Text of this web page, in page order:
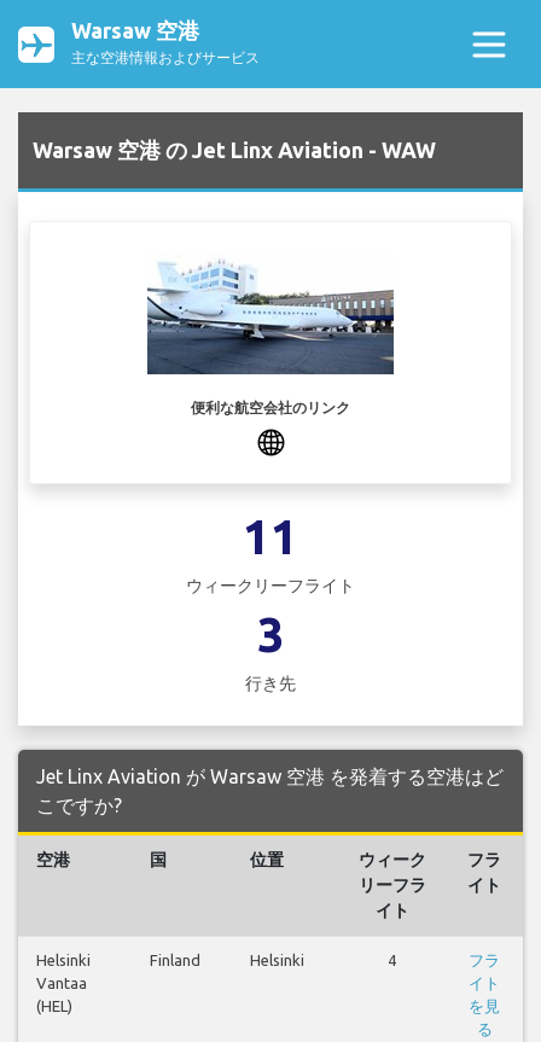
Warsaw 空港
主な空港情報およびサービス
Warsaw 空港 の Jet Linx Aviation - WAW
便利な航空会社のリンク
11
ウィークリーフライト
3
行き先
Jet Linx Aviation が Warsaw 空港 を発着する空港はど
こですか?
空港 国 位置
ウィーク
リーフラ
イト
フラ
イト
Helsinki
Vantaa
(HEL)
Finland Helsinki 4
フラ
イト
を見
る